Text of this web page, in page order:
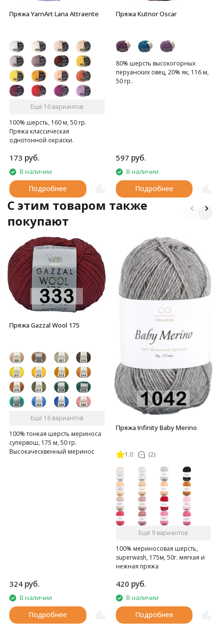
Пряжа YarnArt Lana Attraente
Ещё 16 вариантов
100% шерсть, 160 м, 50 гр.
Пряжа классическая
однотонной окраски.
173 руб.
В наличии
Подробнее
Пряжа Kutnor Oscar
80% шерсть высокогорных
перуанских овец, 20% як, 116 м,
50 гр.
597 руб.
В наличии
Подробнее
C этим товаром также
покупают
Пряжа Gazzal Wool 175
Ещё 16 вариантов
100% тонкая шерсть мериноса
супервош, 175 м, 50 гр.
Высокаческвенный меринос
324 руб.
В наличии
Подробнее
Пряжа Infinity Baby Merino
1.0 (2)
Ещё 9 вариантов
100% мериносовая шерсть,
superwash, 175м, 50г. мягкая и
нежная пряжа
420 руб.
В наличии
Подробнее